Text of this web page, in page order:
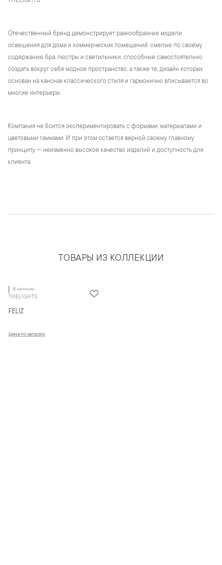
Отечественный бренд демонстрирует разнообразные модели
освещения для дома и коммерческих помещений: смелые по своему
содержанию бра, люстры и светильники, способные самостоятельно
создать вокруг себя модное пространство, а также те, дизайн которых
основан на канонах классического стиля и гармонично вписывается во
многие интерьеры.
Компания не боится экспериментировать с формами, материалами и
цветовыми гаммами. И при этом остается верной своему главному
принципу — неизменно высокое качество изделий и доступность для
клиента.
ТОВАРЫ ИЗ КОЛЛЕКЦИИ
В наличии
THELIGHTS
FELIZ
Цена по запросу